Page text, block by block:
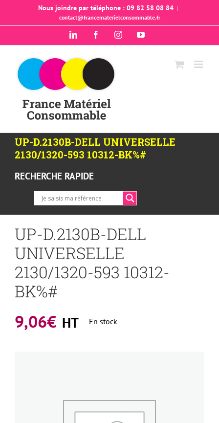
Nous joindre par téléphone : 09 82 58 08 84 |
contact@francematerielconsommable.fr
LinkedIn FacebookInstagramYouTube
UP-D.2130B-DELL UNIVERSELLE
2130/1320-593 10312-BK%#
RECHERCHE RAPIDE
UP-D.2130B-DELL
UNIVERSELLE
2130/1320-593 10312-
BK%#
9,06€ HT En stock